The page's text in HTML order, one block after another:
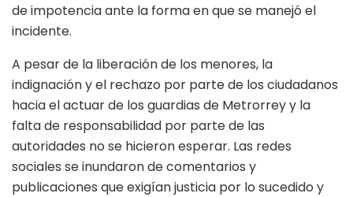
de impotencia ante la forma en que se manejó el
incidente.
A pesar de la liberación de los menores, la
indignación y el rechazo por parte de los ciudadanos
hacia el actuar de los guardias de Metrorrey y la
falta de responsabilidad por parte de las
autoridades no se hicieron esperar. Las redes
sociales se inundaron de comentarios y
publicaciones que exigían justicia por lo sucedido y